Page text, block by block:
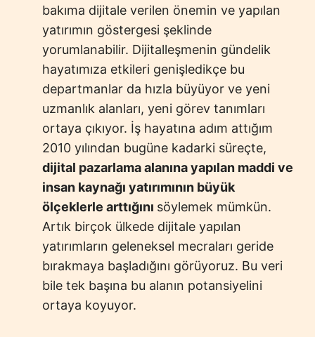
bakıma dijitale verilen önemin ve yapılan
yatırımın göstergesi şeklinde
yorumlanabilir. Dijitalleşmenin gündelik
hayatımıza etkileri genişledikçe bu
departmanlar da hızla büyüyor ve yeni
uzmanlık alanları, yeni görev tanımları
ortaya çıkıyor. İş hayatına adım attığım
2010 yılından bugüne kadarki süreçte,
dijital pazarlama alanına yapılan maddi ve
insan kaynağı yatırımının büyük
ölçeklerle arttığını söylemek mümkün.
Artık birçok ülkede dijitale yapılan
yatırımların geleneksel mecraları geride
bırakmaya başladığını görüyoruz. Bu veri
bile tek başına bu alanın potansiyelini
ortaya koyuyor.